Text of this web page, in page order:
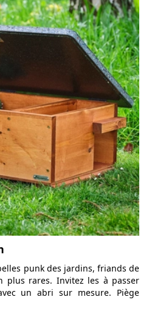
punk des jardins, friands de
plus rares. Invitez les à passer
un abri sur mesure. Piège